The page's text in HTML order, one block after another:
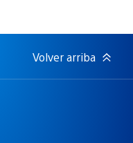
Volver arriba